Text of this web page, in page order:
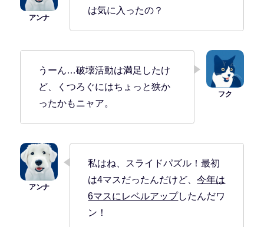
は気に入ったの？
うーん…破壊活動は満足したけ
ど、くつろぐにはちょっと狭か
ったかもニャア。
私はね、スライドパズル！最初
は4マスだったんだけど、今年は
6マスにレベルアップしたんだワ
ン！